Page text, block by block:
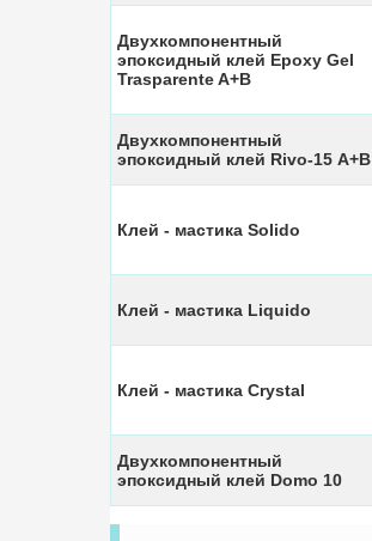
Двухкомпонентный
эпоксидный клей Epoxy Gel
Trasparente A+B
Двухкомпонентный
эпоксидный клей Rivo-15 А+В
Клей - мастика Solido
Клей - мастика Liquido
Клей - мастика Сrystal
Двухкомпонентный
эпоксидный клей Domo 10